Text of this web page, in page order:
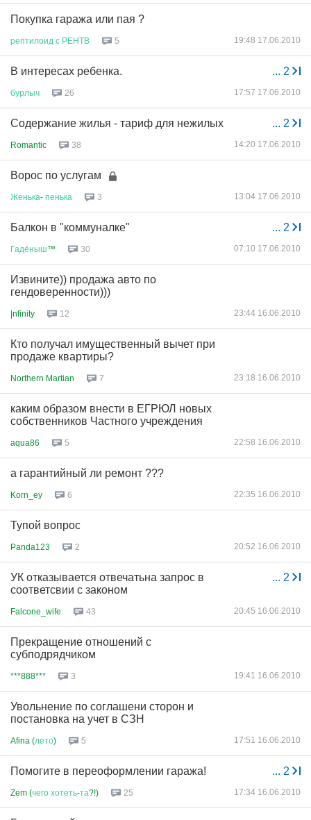
Покупка гаража или пая ?
рептилоид с РЕНТВ 5 19:48 17.06.2010
... 2
В интересах ребенка.
бурлыч 26 17:57 17.06.2010
... 2
Содержание жилья - тариф для нежилых
Romantic 38 14:20 17.06.2010
Ворос по услугам
Женька- пенька 3 13:04 17.06.2010
... 2
Балкон в "коммуналке"
Гадёныш™ 30 07:10 17.06.2010
Извините)) продажа авто по
гендоверенности)))
|nfinity 12 23:44 16.06.2010
Кто получал имущественный вычет при
продаже квартиры?
Northern Martian 7 23:18 16.06.2010
каким образом внести в ЕГРЮЛ новых
собственников Частного учреждения
aqua86 5 22:58 16.06.2010
а гарантийный ли ремонт ???
Korn_ey 6 22:35 16.06.2010
Тупой вопрос
Panda123 2 20:52 16.06.2010
... 2
УК отказывается отвечатьна запрос в
соответсвии с законом
Falcone_wife 43 20:45 16.06.2010
Прекращение отношений с
субподрядчиком
***888*** 3 19:41 16.06.2010
Увольнение по соглашени сторон и
постановка на учет в СЗН
Afina (лето) 5 17:51 16.06.2010
... 2
Помогите в переоформлении гаража!
Zem (чего хотеть-та?!) 25 17:34 16.06.2010